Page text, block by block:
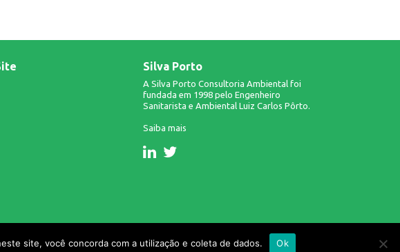
Silva Porto
A Silva Porto Consultoria Ambiental foi
fundada em 1998 pelo Engenheiro
Sanitarista e Ambiental Luiz Carlos Pôrto.
Saiba mais
site, você concorda com a utilização e coleta de dados. Ok